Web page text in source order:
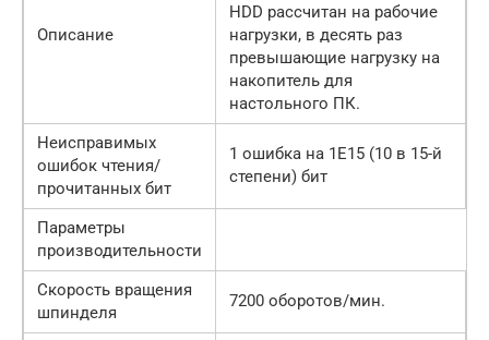
Описание
HDD рассчитан на рабочие
нагрузки, в десять раз
превышающие нагрузку на
накопитель для
настольного ПК.
Неисправимых
ошибок чтения/
прочитанных бит
1 ошибка на 1E15 (10 в 15-й
степени) бит
Параметры
производительности
Скорость вращения
шпинделя
7200 оборотов/мин.